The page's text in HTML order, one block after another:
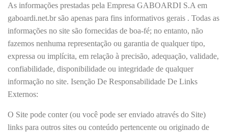
As informações prestadas pela Empresa GABOARDI S.A em
gaboardi.net.br são apenas para fins informativos gerais . Todas as
informações no site são fornecidas de boa-fé; no entanto, não
fazemos nenhuma representação ou garantia de qualquer tipo,
expressa ou implícita, em relação à precisão, adequação, validade,
confiabilidade, disponibilidade ou integridade de qualquer
informação no site. Isenção De Responsabilidade De Links
Externos:
O Site pode conter (ou você pode ser enviado através do Site)
links para outros sites ou conteúdo pertencente ou originado de